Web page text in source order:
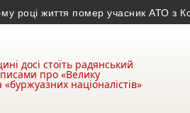
помер учасник АТО з Козівщини
досі стоїть радянський
про «Велику
«буржуазних націоналістів»